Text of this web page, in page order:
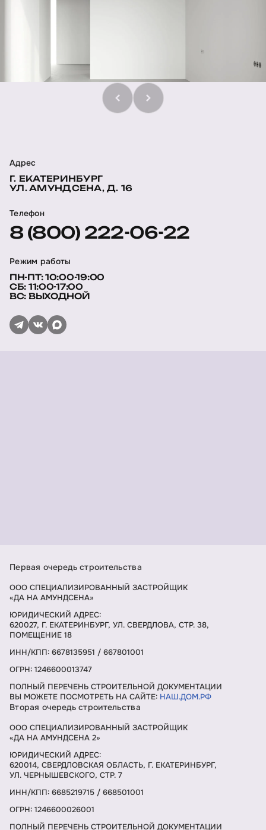
Адрес
Г. ЕКАТЕРИНБУРГ
УЛ. АМУНДСЕНА, Д. 16
Телефон
8 (800) 222-06-22
Режим работы
ПН-ПТ: 10:00-19:00
СБ: 11:00-17:00
ВС: ВЫХОДНОЙ
Первая очередь строительства
ООО СПЕЦИАЛИЗИРОВАННЫЙ ЗАСТРОЙЩИК
«ДА НА АМУНДСЕНА»
ЮРИДИЧЕСКИЙ АДРЕС:
620027, Г. ЕКАТЕРИНБУРГ, УЛ. СВЕРДЛОВА, СТР. 38,
ПОМЕЩЕНИЕ 18
ИНН/КПП: 6678135951 / 667801001
ОГРН: 1246600013747
ПОЛНЫЙ ПЕРЕЧЕНЬ СТРОИТЕЛЬНОЙ ДОКУМЕНТАЦИИ
ВЫ МОЖЕТЕ ПОСМОТРЕТЬ НА САЙТЕ: НАШ.ДОМ.РФ
Вторая очередь строительства
ООО СПЕЦИАЛИЗИРОВАННЫЙ ЗАСТРОЙЩИК
«ДА НА АМУНДСЕНА 2»
ЮРИДИЧЕСКИЙ АДРЕС:
620014, СВЕРДЛОВСКАЯ ОБЛАСТЬ, Г. ЕКАТЕРИНБУРГ,
УЛ. ЧЕРНЫШЕВСКОГО, СТР. 7
ИНН/КПП: 6685219715 / 668501001
ОГРН: 1246600026001
ПОЛНЫЙ ПЕРЕЧЕНЬ СТРОИТЕЛЬНОЙ ДОКУМЕНТАЦИИ